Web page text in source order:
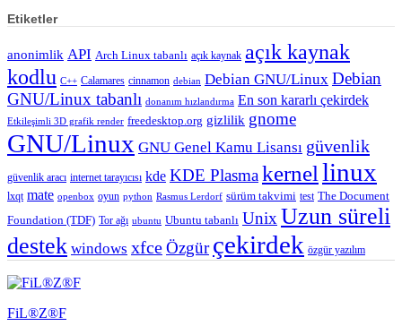
Etiketler
anonimlik API Arch Linux tabanlı açık kaynak açık kaynak
kodlu C++ Calamares cinnamon debian Debian GNU/Linux Debian
GNU/Linux tabanlı donanım hızlandırma En son kararlı çekirdek
Etkileşimli 3D grafik render freedesktop.org gizlilik gnome
GNU/Linux GNU Genel Kamu Lisansı güvenlik
güvenlik aracı internet tarayıcısı kde KDE Plasmakernel linux
lxqt mate openbox oyun python Rasmus Lerdorf sürüm takvimi test The Document
Foundation (TDF) Tor ağı ubuntu Ubuntu tabanlı Unix Uzun süreli
destek windows xfceÖzgür çekirdek özgür yazılım
FiL®Z®F